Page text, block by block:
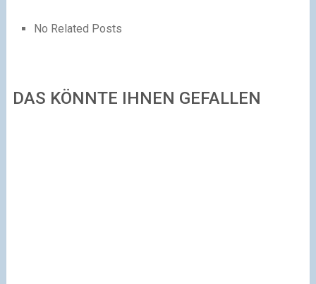
No Related Posts
DAS KÖNNTE IHNEN GEFALLEN